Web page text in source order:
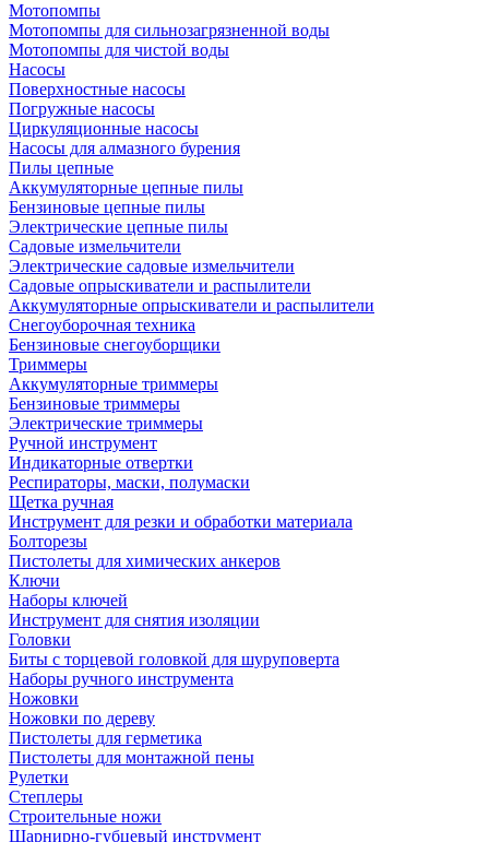
Мотопомпы
Мотопомпы для сильнозагрязненной воды
Мотопомпы для чистой воды
Насосы
Поверхностные насосы
Погружные насосы
Циркуляционные насосы
Насосы для алмазного бурения
Пилы цепные
Аккумуляторные цепные пилы
Бензиновые цепные пилы
Электрические цепные пилы
Садовые измельчители
Электрические садовые измельчители
Садовые опрыскиватели и распылители
Аккумуляторные опрыскиватели и распылители
Снегоуборочная техника
Бензиновые снегоуборщики
Триммеры
Аккумуляторные триммеры
Бензиновые триммеры
Электрические триммеры
Ручной инструмент
Индикаторные отвертки
Респираторы, маски, полумаски
Щетка ручная
Инструмент для резки и обработки материала
Болторезы
Пистолеты для химических анкеров
Ключи
Наборы ключей
Инструмент для снятия изоляции
Головки
Биты с торцевой головкой для шуруповерта
Наборы ручного инструмента
Ножовки
Ножовки по дереву
Пистолеты для герметика
Пистолеты для монтажной пены
Рулетки
Степлеры
Строительные ножи
Шарнирно-губцевый инструмент